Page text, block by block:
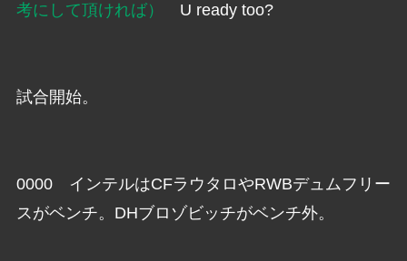
考にして頂ければ）
U ready too?
試合開始。
0000 インテルはCFラウタロやRWBデュムフリー
スがベンチ。DHブロゾビッチがベンチ外。